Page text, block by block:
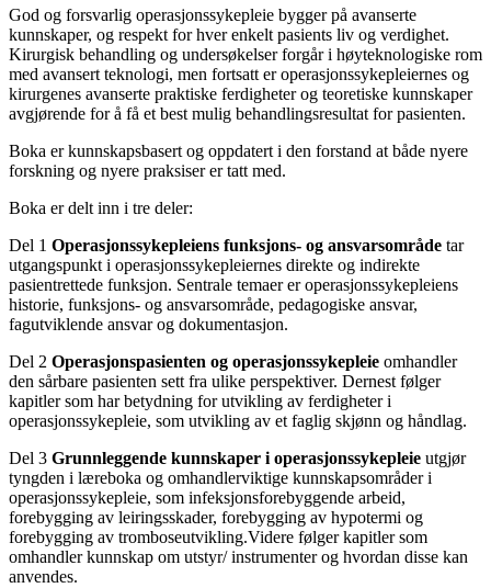
God og forsvarlig operasjonssykepleie bygger på avanserte
kunnskaper, og respekt for hver enkelt pasients liv og verdighet.
Kirurgisk behandling og undersøkelser forgår i høyteknologiske rom
med avansert teknologi, men fortsatt er operasjonssykepleiernes og
kirurgenes avanserte praktiske ferdigheter og teoretiske kunnskaper
avgjørende for å få et best mulig behandlingsresultat for pasienten.
Boka er kunnskapsbasert og oppdatert i den forstand at både nyere
forskning og nyere praksiser er tatt med.
Boka er delt inn i tre deler:
Del 1 Operasjonssykepleiens funksjons- og ansvarsområde tar
utgangspunkt i operasjonssykepleiernes direkte og indirekte
pasientrettede funksjon. Sentrale temaer er operasjonssykepleiens
historie, funksjons- og ansvarsområde, pedagogiske ansvar,
fagutviklende ansvar og dokumentasjon.
Del 2 Operasjonspasienten og operasjonssykepleie omhandler
den sårbare pasienten sett fra ulike perspektiver. Dernest følger
kapitler som har betydning for utvikling av ferdigheter i
operasjonssykepleie, som utvikling av et faglig skjønn og håndlag.
Del 3 Grunnleggende kunnskaper i operasjonssykepleie utgjør
tyngden i læreboka og omhandlerviktige kunnskapsområder i
operasjonssykepleie, som infeksjonsforebyggende arbeid,
forebygging av leiringsskader, forebygging av hypotermi og
forebygging av tromboseutvikling.Videre følger kapitler som
omhandler kunnskap om utstyr/ instrumenter og hvordan disse kan
anvendes.